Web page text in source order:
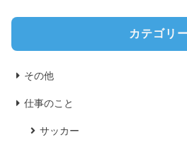
カテゴリ
その他
仕事のこと
サッカー